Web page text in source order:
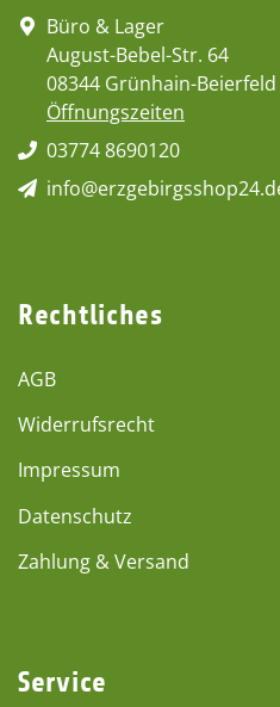
Büro & Lager
August-Bebel-Str. 64
08344 Grünhain-Beierfeld
Öffnungszeiten
03774 8690120
Rechtliches
AGB
Widerrufsrecht
Impressum
Datenschutz
Zahlung & Versand
Service